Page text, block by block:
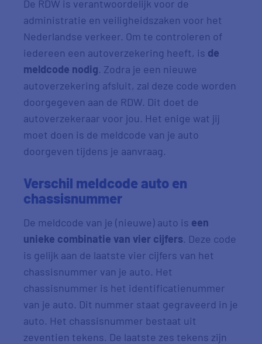
De RDW is verantwoordelijk voor de
administratie en veiligheidszaken voor het
Nederlandse verkeer. Om te controleren of
iedereen een autoverzekering heeft, is de
meldcode nodig. Zodra je een nieuwe
autoverzekering afsluit, zal deze code worden
doorgegeven aan de RDW. Dit doet de
autoverzekeraar voor jou. Het enige wat jij
moet doen is de meldcode van je auto
doorgeven tijdens je aanvraag.
Verschil meldcode auto en
chassisnummer
De meldcode van je (nieuwe) auto is een
unieke combinatie van vier cijfers. Deze code
is gelijk aan de laatste vier cijfers van het
chassisnummer van je auto. Het
chassisnummer is het identificatienummer
van je auto. Dit nummer staat gegraveerd in je
auto. Het chassisnummer bestaat uit
zeventien tekens. De laatste zes tekens zijn